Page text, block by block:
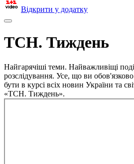
Відкрити у додатку
ТСН. Тиждень
Найгарячіші теми. Найважливіщі
розслідування. Усе, що ви
бути в курсі всіх новин України та
«ТСН. Тиждень».